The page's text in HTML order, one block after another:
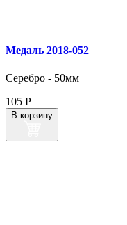
Медаль 2018‑052
Серебро - 50мм
105 Р
В корзину